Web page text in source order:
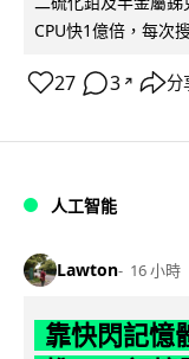
CPU快1億倍，每次
27 3 ↗ 分
人工智能
Lawton 16 小時
靠快閃記憶